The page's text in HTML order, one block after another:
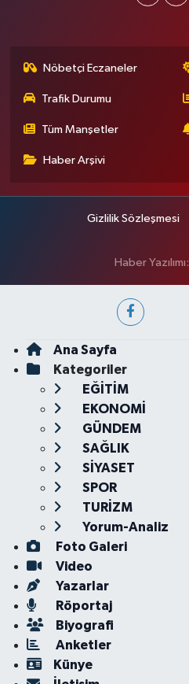
Nöbetçi Eczaneler
Trafik Durumu
Tüm Manşetler
Haber Arşivi
Gizlilik Sözleşmesi
Haber Yazılımı:
Ana Sayfa
Kategoriler
EĞİTİM
EKONOMİ
GÜNDEM
SAĞLIK
SİYASET
SPOR
TURİZM
Yorum-Analiz
Foto Galeri
Video
Yazarlar
Röportaj
Biyografi
Anketler
Künye